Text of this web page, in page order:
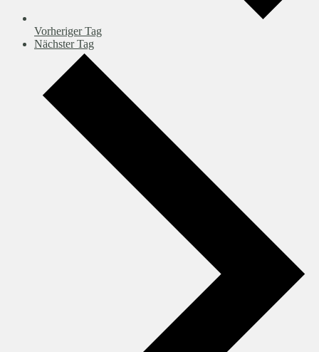
Vorheriger Tag
Nächster Tag